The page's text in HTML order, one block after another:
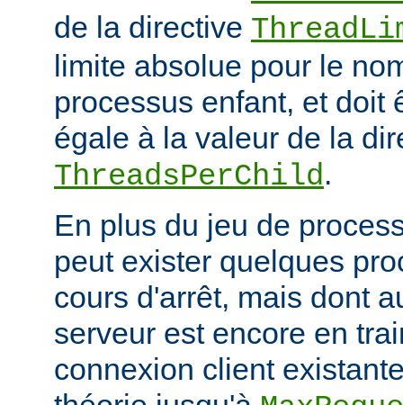
de la directive
limite absolue pour le
processus enfant, et doit
égale à la valeur de la
ThreadsPerChild.
En plus du jeu de
peut exister quelques
cours d'arrêt, mais dont
serveur est encore en
connexion client